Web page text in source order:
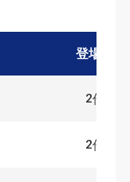
登場数
2件
2件